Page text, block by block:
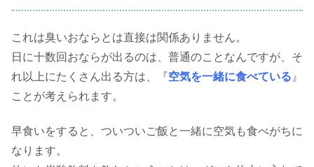
これは臭いおならとは直接は関係ありません。
日に十数回おならが出るのは、普通のことなんですが、そ
れ以上にたくさん出る方は、『空気を一緒に食べている 』
ことが考えられます。
早食いをすると、ついついご飯と一緒に空気も食べがちに
なります。